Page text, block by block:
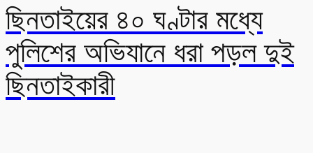
ছিনতাইয়ের ৪০ ঘণ্টার মধ্যে
পুলিশের অভিযানে ধরা পড়ল দুই
ছিনতাইকারী